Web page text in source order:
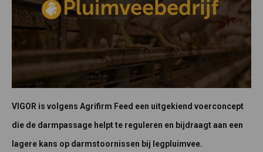
VIGOR is volgens Agrifirm Feed een uitgekiend voerconcept
die de darmpassage helpt te reguleren en bijdraagt aan een
lagere kans op darmstoornissen bij legpluimvee.